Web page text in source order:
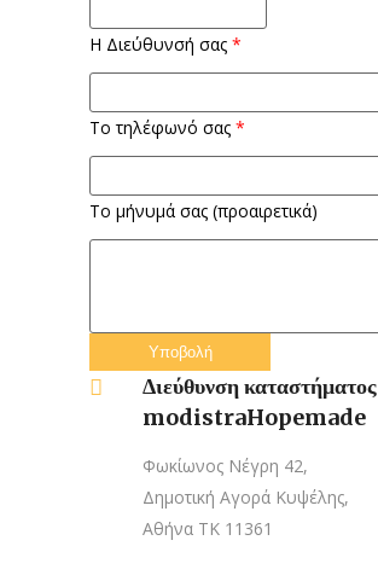
Η Διεύθυνσή σας *
Το τηλέφωνό σας *
Το μήνυμά σας (προαιρετικά)
Υποβολή
Διεύθυνση καταστήματος
modistraHopemade
Φωκίωνος Νέγρη 42,
Δημοτική Αγορά Κυψέλης,
Αθήνα ΤΚ 11361